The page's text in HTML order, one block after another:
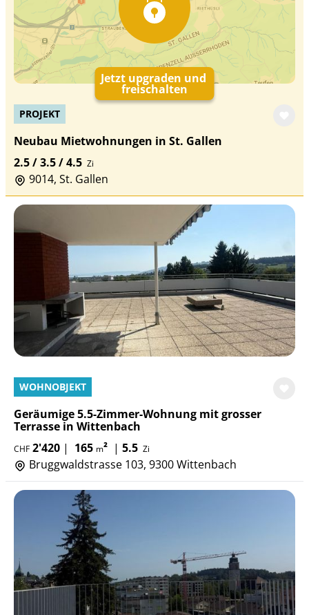
Jetzt upgraden und
freischalten
PROJEKT
Neubau Mietwohnungen in St. Gallen
2.5 / 3.5 / 4.5 Zi
9014, St. Gallen
WOHNOBJEKT
Geräumige 5.5-Zimmer-Wohnung mit grosser
Terrasse in Wittenbach
CHF 2'420 | 165 m² | 5.5 Zi
Bruggwaldstrasse 103, 9300 Wittenbach